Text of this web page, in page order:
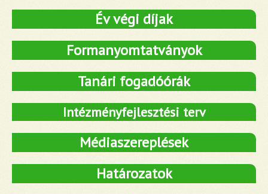
Év végi díjak
Formanyomtatványok
Tanári fogadóórák
Intézményfejlesztési terv
Médiaszereplések
Határozatok